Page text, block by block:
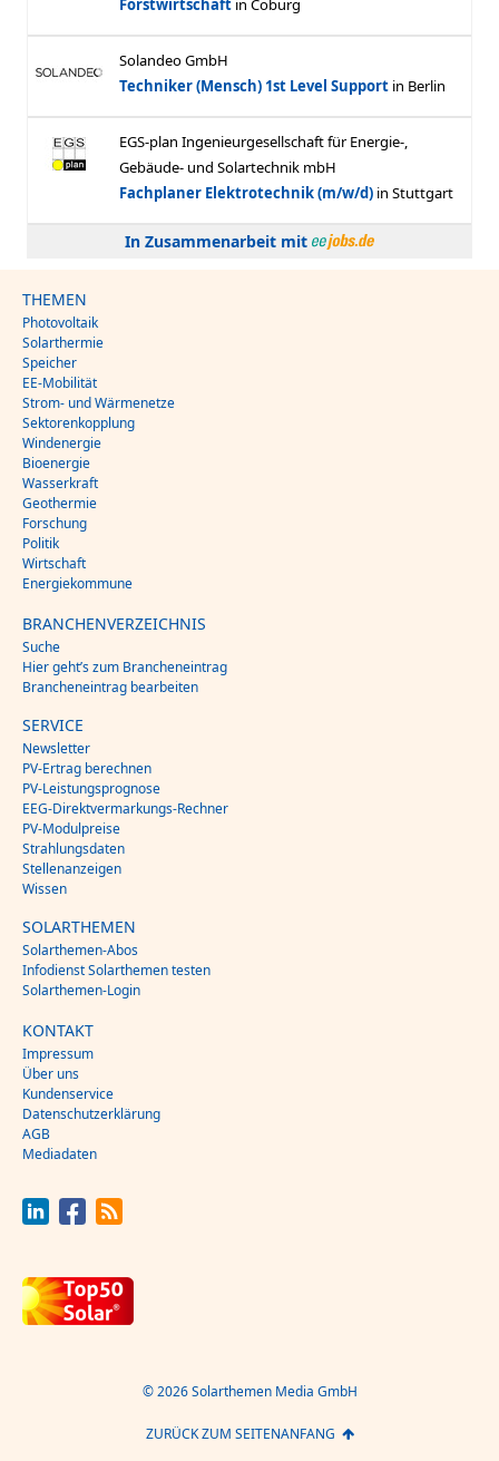
In Zusammenarbeit mit
THEMEN
Photovoltaik
Solarthermie
Speicher
EE-Mobilität
Strom- und Wärmenetze
Sektorenkopplung
Windenergie
Bioenergie
Wasserkraft
Geothermie
Forschung
Politik
Wirtschaft
Energiekommune
BRANCHENVERZEICHNIS
Suche
Hier geht’s zum Brancheneintrag
Brancheneintrag bearbeiten
SERVICE
Newsletter
PV-Ertrag berechnen
PV-Leistungsprognose
EEG-Direktvermarkungs-Rechner
PV-Modulpreise
Strahlungsdaten
Stellenanzeigen
Wissen
SOLARTHEMEN
Solarthemen-Abos
Infodienst Solarthemen testen
Solarthemen-Login
KONTAKT
Impressum
Über uns
Kundenservice
Datenschutzerklärung
AGB
Mediadaten
© 2026 Solarthemen Media GmbH
ZURÜCK ZUM SEITENANFANG